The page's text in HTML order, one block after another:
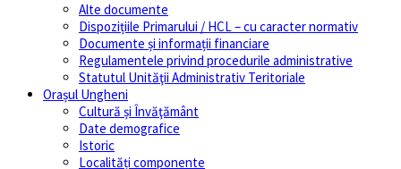
Alte documente
Dispozițiile Primarului / HCL – cu caracter normativ
Documente și informații financiare
Regulamentele privind procedurile administrative
Statutul Unităţii Administrativ Teritoriale
Orașul Ungheni
Cultură și Învăţământ
Date demografice
Istoric
Localități componente